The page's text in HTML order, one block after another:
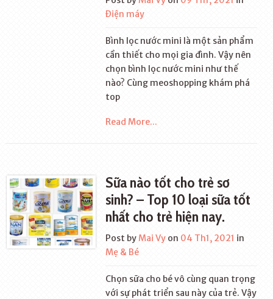
Điện máy
Bình lọc nước mini là một sản phẩm
cần thiết cho mọi gia đình. Vậy nên
chọn bình lọc nước mini như thế
nào? Cùng meoshopping khám phá
top
Read More...
Sữa nào tốt cho trẻ sơ
sinh? – Top 10 loại sữa tốt
nhất cho trẻ hiện nay.
Post byMai Vy on 04 Th1, 2021 in
Mẹ & Bé
Chọn sữa cho bé vô cùng quan trọng
với sự phát triển sau này của trẻ. Vậy